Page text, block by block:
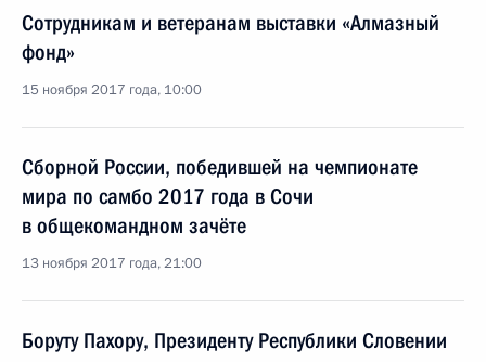
Сотрудникам и ветеранам выставки «Алмазный
фонд»
15 ноября 2017 года, 10:00
Сборной России, победившей на чемпионате
мира по самбо 2017 года в Сочи
в общекомандном зачёте
13 ноября 2017 года, 21:00
Боруту Пахору, Президенту Республики Словении